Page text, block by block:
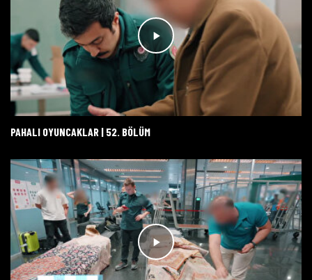
PAHALI OYUNCAKLAR | 52. BÖLÜM